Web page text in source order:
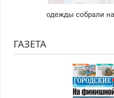
одежды собрали
ГАЗЕТА